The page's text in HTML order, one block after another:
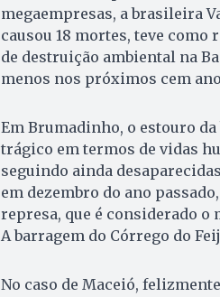
megaempresas, a brasileira
causou 18 mortes, teve como
de destruição ambiental na
menos nos próximos cem
Em Brumadinho, o estouro
trágico em termos de vidas
seguindo ainda
em dezembro do ano
represa, que é considerado
A barragem do Córrego do
No caso de Maceió,